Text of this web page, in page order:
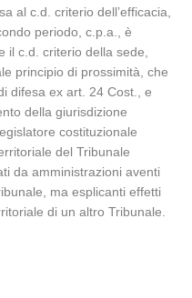
al c.d. criterio dell’efficacia,
periodo, c.p.a., è
il c.d. criterio della sede,
principio di prossimità, che
difesa ex art. 24 Cost., e
della giurisdizione
costituzionale
del Tribunale
da amministrazioni aventi
ma esplicanti effetti
di un altro Tribunale.